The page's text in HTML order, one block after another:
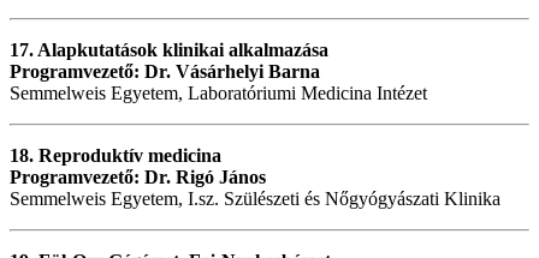
17. Alapkutatások klinikai alkalmazása
Programvezető: Dr. Vásárhelyi Barna
Semmelweis Egyetem, Laboratóriumi Medicina Intézet
18. Reproduktív medicina
Programvezető: Dr. Rigó János
Semmelweis Egyetem, I.sz. Szülészeti és Nőgyógyászati Klinika